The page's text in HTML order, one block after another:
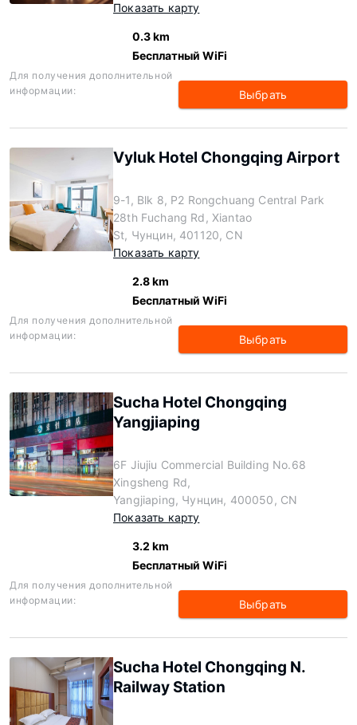
Показать карту
0.3 km
Бесплатный WiFi
Для получения дополнительной
информации:
Выбрать
Vyluk Hotel Chongqing Airport
9-1, Blk 8, P2 Rongchuang Central Park
28th Fuchang Rd, Xiantao
St, Чунцин, 401120, CN
Показать карту
2.8 km
Бесплатный WiFi
Для получения дополнительной
информации:
Выбрать
Sucha Hotel Chongqing
Yangjiaping
6F Jiujiu Commercial Building No.68
Xingsheng Rd,
Yangjiaping, Чунцин, 400050, CN
Показать карту
3.2 km
Бесплатный WiFi
Для получения дополнительной
информации:
Выбрать
Sucha Hotel Chongqing N.
Railway Station